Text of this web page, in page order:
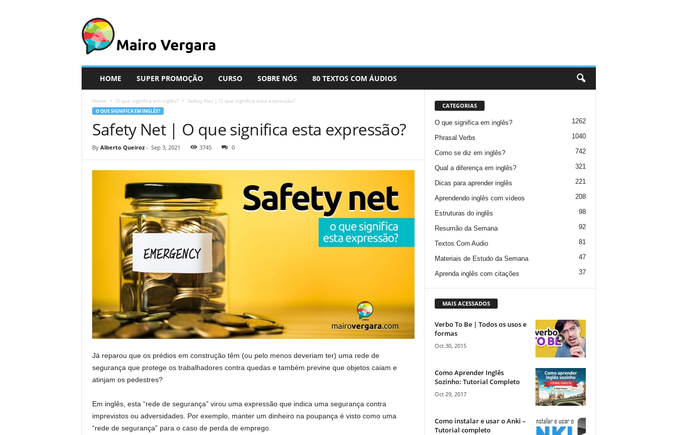
i
r
HOME SUPER PROMOÇÃO CURSO SOBRE NÓS 80 TEXTOS COM ÁUDIOS
Home O que significa em inglês? Safety Net | O que significa esta expressão?
O QUE SIGNIFICA EM INGLÊS?
Safety Net | O que significa esta expressão?
By Alberto Queiroz- Sep 3, 2021 3745 0
Já reparou que os prédios em construção têm (ou pelo menos deveriam ter) uma rede de
segurança que protege os trabalhadores contra quedas e também previne que objetos caiam e
atinjam os pedestres?
Em inglês, esta “rede de segurança” virou uma expressão que indica uma segurança contra
imprevistos ou adversidades. Por exemplo, manter um dinheiro na poupança é visto como uma
“rede de segurança” para o caso de perda de emprego.
CATEGORIAS
O que significa em inglês? 1262
Phrasal Verbs 1040
Como se diz em inglês? 742
Qual a diferença em inglês? 321
Dicas para aprender inglês 221
Aprendendo inglês com vídeos 208
Estruturas do inglês 98
Resumão da Semana 92
Textos Com Audio 81
Materiais de Estudo da Semana 47
Aprenda inglês com citações 37
MAIS ACESSADOS
Verbo To Be | Todos os usos e
formas
Oct 30, 2015
Como Aprender Inglês
Sozinho: Tutorial Completo
Oct 29, 2017
Como instalar e usar o Anki –
Tutorial completo